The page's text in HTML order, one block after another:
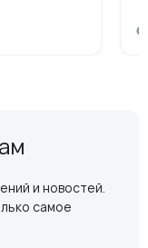
и новостей.
самое